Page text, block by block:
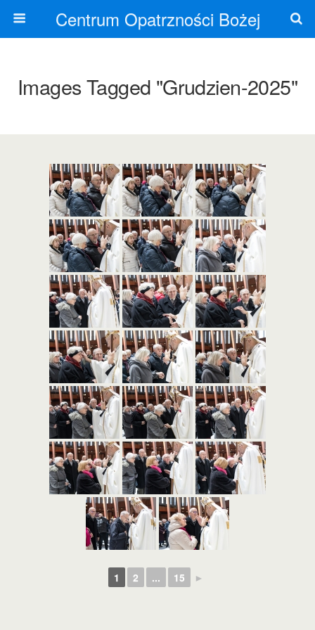
Centrum Opatrzności Bożej
Images Tagged "grudzien-2025"
1 2 ... 15 ►